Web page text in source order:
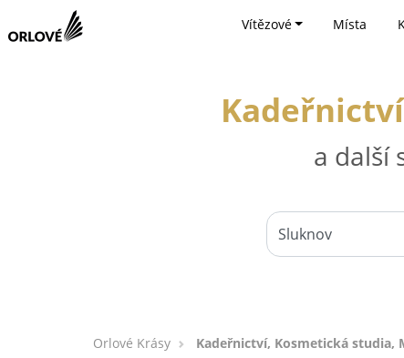
Vítězové Místa
a další
Orlové Krásy Kadeřnictví, Kosmetická studia,